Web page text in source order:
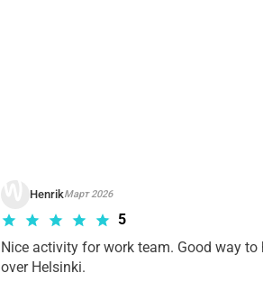
HenrikМарт 2026
5
Nice activity for work team. Good way to
over Helsinki.